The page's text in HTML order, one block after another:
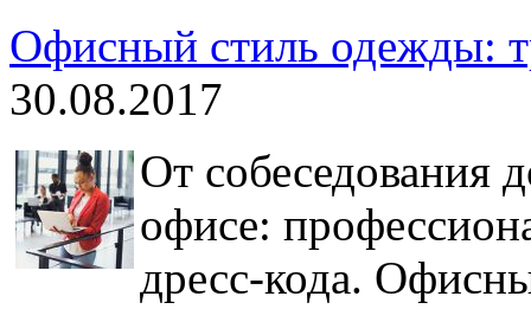
Офисный стиль одежды:
30.08.2017
От собеседования
офисе:
дресс-кода.